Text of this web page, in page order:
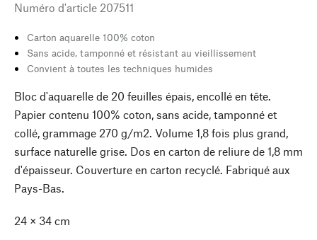
Numéro d'article 207511
Carton aquarelle 100% coton
Sans acide, tamponné et résistant au vieillissement
Convient à toutes les techniques humides
Bloc d'aquarelle de 20 feuilles épais, encollé en tête.
Papier contenu 100% coton, sans acide, tamponné et
collé, grammage 270 g/m2. Volume 1,8 fois plus grand,
surface naturelle grise. Dos en carton de reliure de 1,8 mm
d'épaisseur. Couverture en carton recyclé. Fabriqué aux
Pays-Bas.
24 × 34 cm